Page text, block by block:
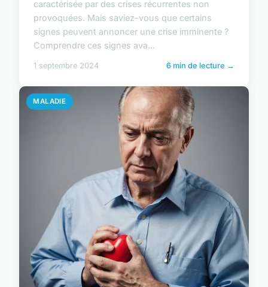
caractérisée par des crises récurrentes non
provoquées. Mais saviez-vous que certains
signes peuvent annoncer une crise imminente ?
Comprendre ces signes ava...
1 septembre 2024 6 min de lecture →
MALADIE